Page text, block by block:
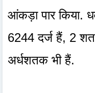
आंकड़ा पार किया.
6244 दर्ज हैं, 2
अर्धशतक भी हैं.